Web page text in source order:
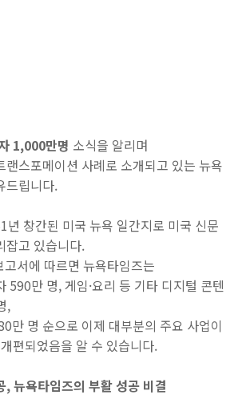
1,000만명 소식을 알리며
랜스포메이션 사례로 소개되고 있는 뉴욕
드립니다.
년 창간된 미국 뉴욕 일간지로 미국 신문
잡고 있습니다.
고서에 따르면 뉴욕타임즈는
590만 명,게임·요리 등 기타 디지털 콘텐
,
만 명 순으로 이제 대부분의 주요 사업이
개편되었음을 알 수 있습니다.
,뉴욕타임즈의 부활 성공 비결